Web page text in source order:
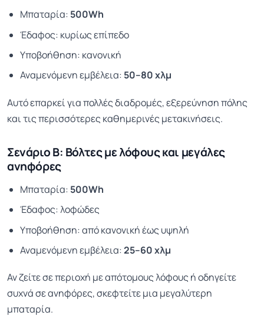
Μπαταρία: 500Wh
Έδαφος: κυρίως επίπεδο
Υποβοήθηση: κανονική
Αναμενόμενη εμβέλεια: 50–80 χλμ
Αυτό επαρκεί για πολλές διαδρομές, εξερεύνηση πόλης
και τις περισσότερες καθημερινές μετακινήσεις.
Σενάριο Β: Βόλτες με λόφους και μεγάλες
ανηφόρες
Μπαταρία: 500Wh
Έδαφος: λοφώδες
Υποβοήθηση: από κανονική έως υψηλή
Αναμενόμενη εμβέλεια:25–60 χλμ
Αν ζείτε σε περιοχή με απότομους λόφους ή οδηγείτε
συχνά σε ανηφόρες, σκεφτείτε μια μεγαλύτερη
μπαταρία.